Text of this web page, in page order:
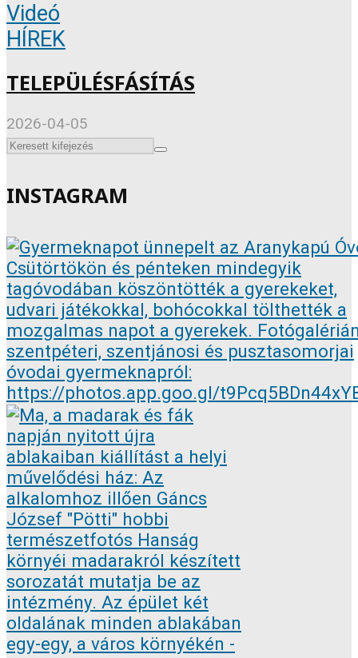
Videó
HÍREK
TELEPÜLÉSFÁSÍTÁS
2026-04-05
INSTAGRAM